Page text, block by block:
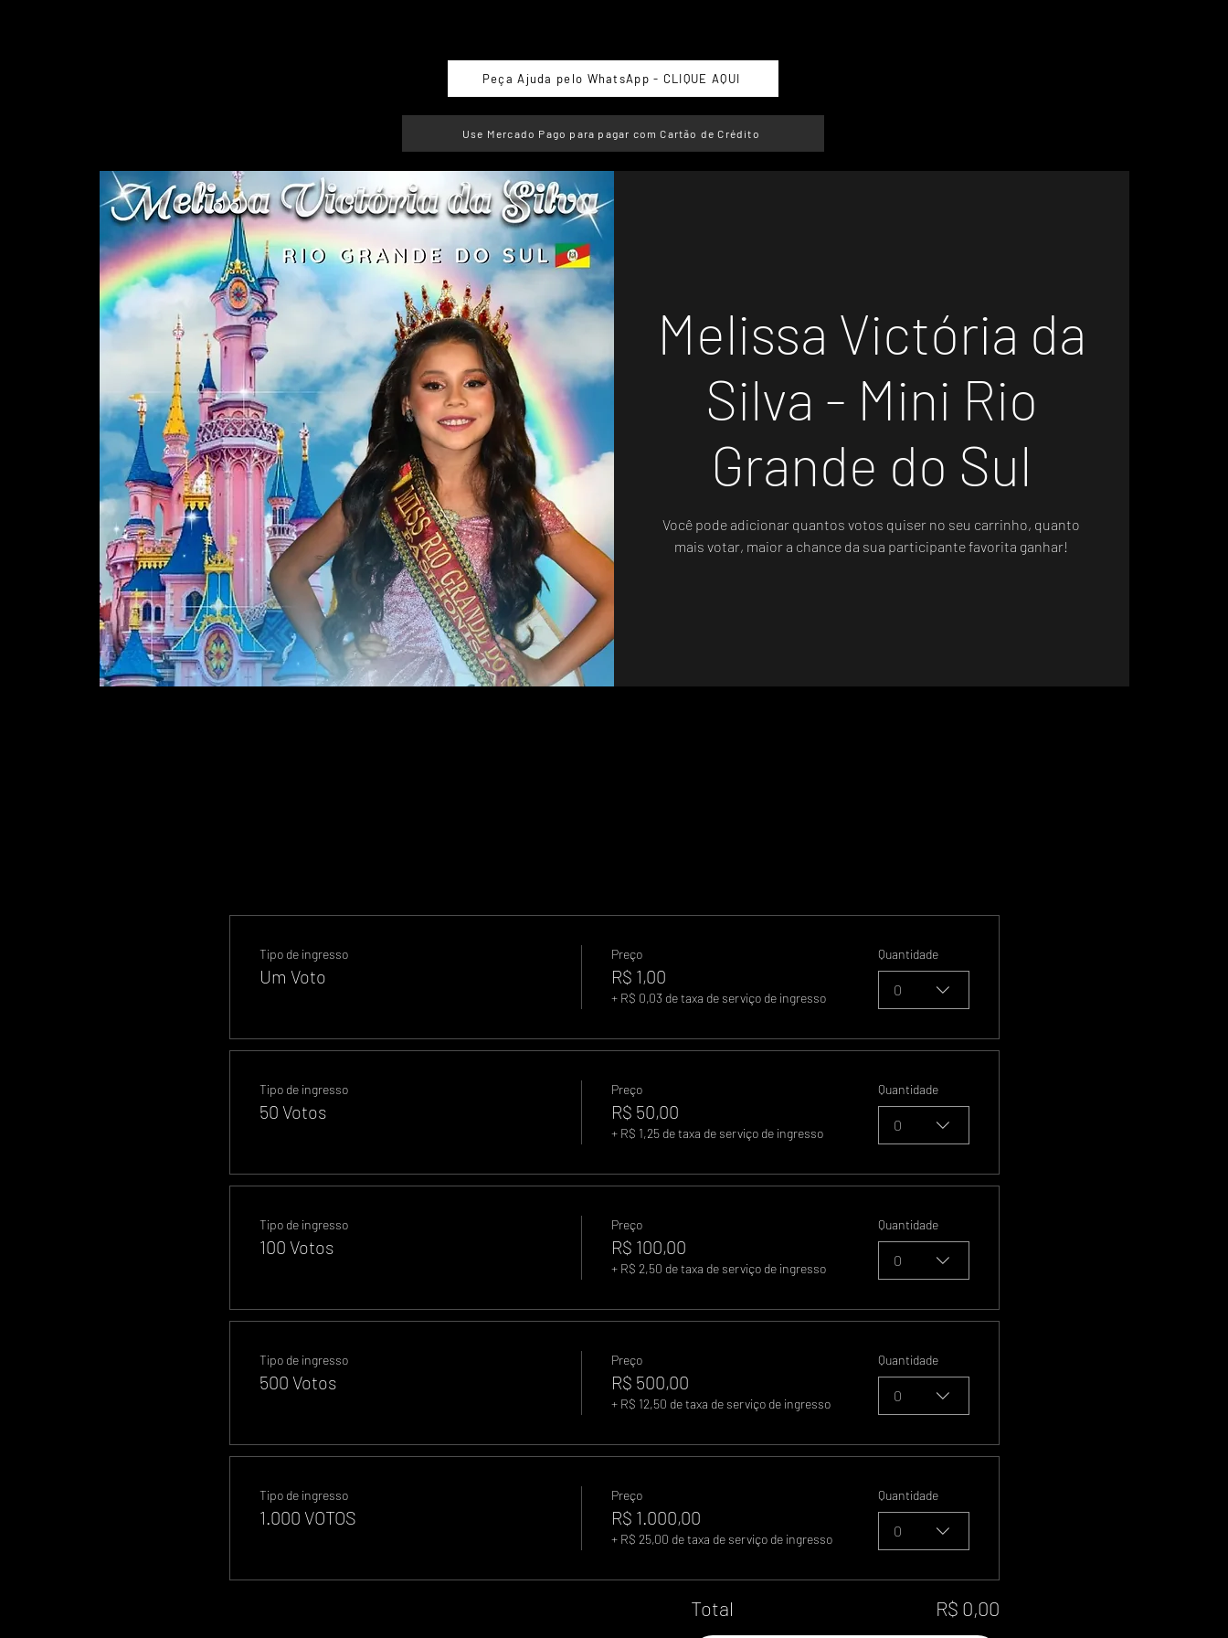
Peça Ajuda pelo WhatsApp - CLIQUE AQUI
Use Mercado Pago para pagar com Cartão de Crédito
Melissa Victória da
Silva - Mini Rio
Grande do Sul
Você pode adicionar quantos votos quiser no seu carrinho, quanto
mais votar, maior a chance da sua participante favorita ganhar!
Tipo de ingresso
Um Voto
Preço
R$ 1,00
+ R$ 0,03 de taxa de serviço de ingresso
Quantidade
0
Tipo de ingresso
50 Votos
Preço
R$ 50,00
+ R$ 1,25 de taxa de serviço de ingresso
Quantidade
0
Tipo de ingresso
100 Votos
Preço
R$ 100,00
+ R$ 2,50 de taxa de serviço de ingresso
Quantidade
0
Tipo de ingresso
500 Votos
Preço
R$ 500,00
+ R$ 12,50 de taxa de serviço de ingresso
Quantidade
0
Tipo de ingresso
1.000 VOTOS
Preço
R$ 1.000,00
+ R$ 25,00 de taxa de serviço de ingresso
Quantidade
0
Total R$ 0,00